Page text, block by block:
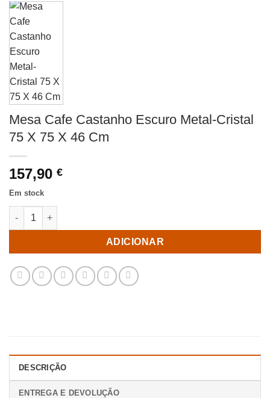
Mesa Cafe Castanho Escuro Metal-Cristal
75 X 75 X 46 Cm
157,90 €
Em stock
Quantidade de Mesa Cafe Castanho Escuro Metal-Cristal 75 X
ADICIONAR
DESCRIÇÃO
ENTREGA E DEVOLUÇÃO